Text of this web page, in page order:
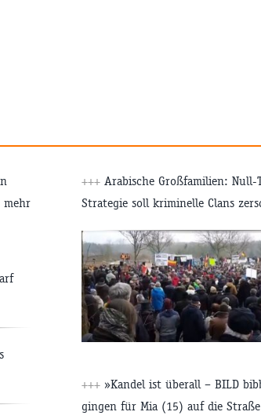
mehr
+++ Arabische Großfamilien: Null-
Strategie soll kriminelle Clans
+++ »Kandel ist überall – BILD
gingen für Mia (15) auf die